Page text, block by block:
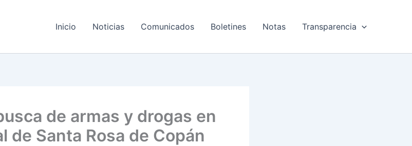
Inicio Noticias Comunicados Boletines Notas Transparencia
de armas y drogas en
de Santa Rosa de Copán